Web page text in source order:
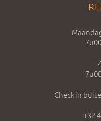
Check in
+32